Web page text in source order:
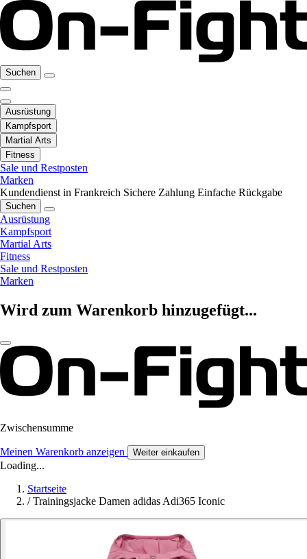
Suchen
Ausrüstung
Kampfsport
Martial Arts
Fitness
Sale und Restposten
Marken
Kundendienst in Frankreich Sichere Zahlung Einfache Rückgabe
Suchen
Ausrüstung
Kampfsport
Martial Arts
Fitness
Sale und Restposten
Marken
Wird zum Warenkorb hinzugefügt...
Zwischensumme
Meinen Warenkorb anzeigen Weiter einkaufen
Loading...
Startseite
/ Trainingsjacke Damen adidas Adi365 Iconic